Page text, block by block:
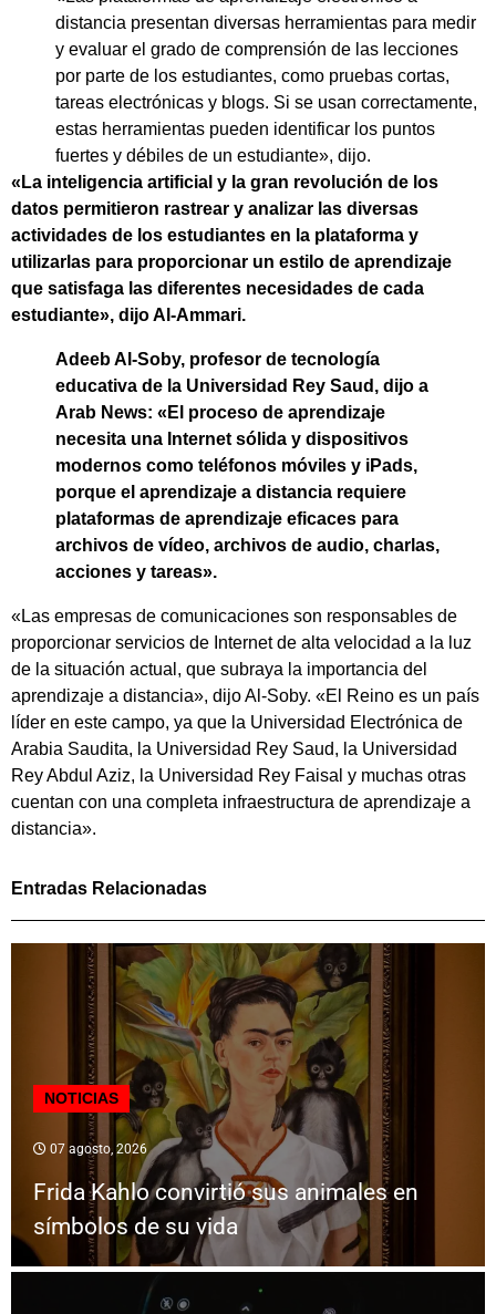
distancia presentan diversas herramientas para medir
y evaluar el grado de comprensión de las lecciones
por parte de los estudiantes, como pruebas cortas,
tareas electrónicas y blogs. Si se usan correctamente,
estas herramientas pueden identificar los puntos
fuertes y débiles de un estudiante», dijo.
«La inteligencia artificial y la gran revolución de los
datos permitieron rastrear y analizar las diversas
actividades de los estudiantes en la plataforma y
utilizarlas para proporcionar un estilo de aprendizaje
que satisfaga las diferentes necesidades de cada
estudiante», dijo Al-Ammari.
Adeeb Al-Soby, profesor de tecnología
educativa de la Universidad Rey Saud, dijo a
Arab News: «El proceso de aprendizaje
necesita una Internet sólida y dispositivos
modernos como teléfonos móviles y iPads,
porque el aprendizaje a distancia requiere
plataformas de aprendizaje eficaces para
archivos de vídeo, archivos de audio, charlas,
acciones y tareas».
«Las empresas de comunicaciones son responsables de
proporcionar servicios de Internet de alta velocidad a la luz
de la situación actual, que subraya la importancia del
aprendizaje a distancia», dijo Al-Soby. «El Reino es un país
líder en este campo, ya que la Universidad Electrónica de
Arabia Saudita, la Universidad Rey Saud, la Universidad
Rey Abdul Aziz, la Universidad Rey Faisal y muchas otras
cuentan con una completa infraestructura de aprendizaje a
distancia».
Entradas Relacionadas
NOTICIAS
07 agosto, 2026
Frida Kahlo convirtió sus animales en
símbolos de su vida